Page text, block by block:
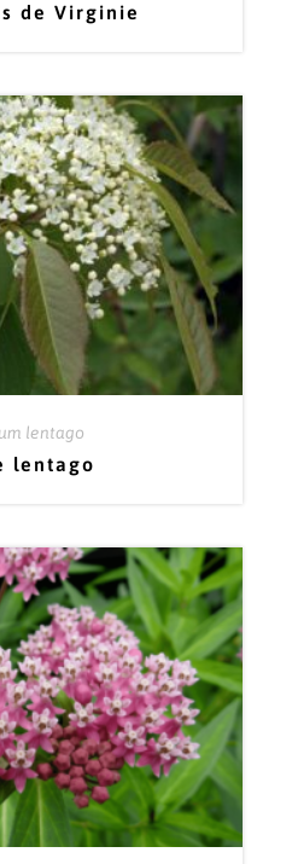
de Virginie
lentago
lentago